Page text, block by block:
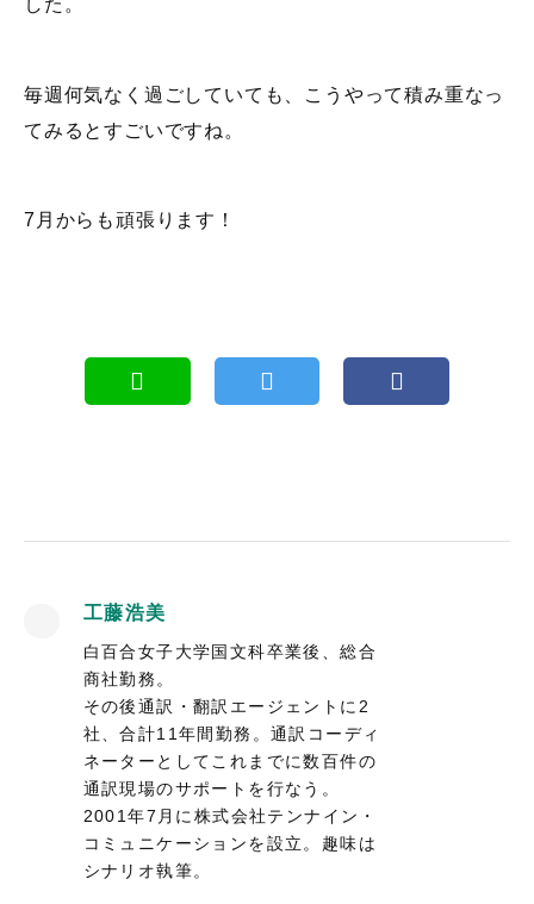
毎週何気なく過ごしていても、こうやって積み重なっ
てみるとすごいですね。
7月からも頑張ります！
工藤浩美
白百合女子大学国文科卒業後、総合
商社勤務。
その後通訳・翻訳エージェントに2
社、合計11年間勤務。通訳コーディ
ネーターとしてこれまでに数百件の
通訳現場のサポートを行なう。
2001年7月に株式会社テンナイン・
コミュニケーションを設立。趣味は
シナリオ執筆。